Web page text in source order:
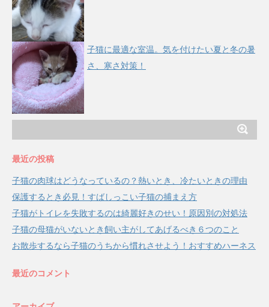
子猫に最適な室温。気を付けたい夏と冬の暑
さ、寒さ対策！
最近の投稿
子猫の肉球はどうなっているの？熱いとき、冷たいときの理由
保護するとき必見！すばしっこい子猫の捕まえ方
子猫がトイレを失敗するのは綺麗好きのせい！原因別の対処法
子猫の母猫がいないとき飼い主がしてあげるべき６つのこと
お散歩するなら子猫のうちから慣れさせよう！おすすめハーネス
最近のコメント